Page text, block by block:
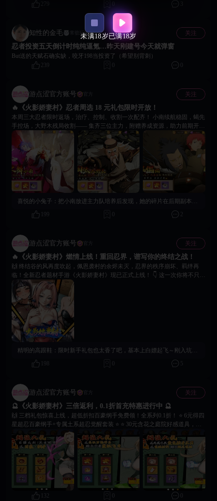
0
知性的金毛 常驻玩家 关注
忍者投资五天倒计时纯纯逼氪…昨天刚建号今天就弹窗
But送的天赋石确实缺，咬牙198当投资了（希望别背刺）
239
游点涩官方账号 官方 关注
🔥《火影娇妻村》忍者周选 18 元礼包限时开放！
本周三大忍者限时返场，治疗、控制、收割一次配齐！ 小南续航稳固，蝎先
手控场，大野木残局收割—— 集齐三位主力，附赠养成资源，助力前期开
荒、进阶无忧。 活动即将截止，请留意活动倒计时，及时补齐阵容核心。⏳
愿各位忍者斗志不灭，突破险境，赢取属于自己的关键一战。🔥
喜悦的小兔子： 把小南放进主力队培养后发现，她的碎片在后期副本也能刷，礼包等于提前解锁了养成线。现在每天扫荡+礼包碎片，升星速度很快。
2
游点涩官方账号 官方 关注
🔥《火影娇妻村》燃情上线！重回忍界，谱写你的终结之战！
🙌 终结谷的风再度吹起，佩恩袭村的余烬未灭，忍界的秩序崩坏、羁绊再
临！全新忍者题材手游《火影娇妻村》现已正式上线！ 👇 这一次你将不只是
见证者，而是重塑忍界命运的指挥官！集结忍者小队，在战场上书写热血传
奇，抢先查阅游戏核心亮点！👇 🔵 卡牌羁绊系统 · 七遁属性随心搭 🔵 风、
火、雷、水、土、阴、阳七大属性相互克制，组合策略无限！水遁灭火、雷
遁破土，阵容搭配将决定每一场战局的走向！ 🟠 经典战役重现 · 自由探索忍
界 🟠 终结谷对决、佩恩入侵、五影会谈等熟悉的名场面悉数回归！自由探
索木叶、晓之基地等场景，解锁隐藏任务与珍稀忍具。 🟡 花之庭院系统 · 邂
逅女忍红颜 🟡 战火之外，还有温柔一隅。与纲手、小南等女忍者培养羁
强忍者 🟢 组建最强阵容，与全服玩家同台竞技！登顶“忍界之巅”，赢取荣耀
称号与限定奖励！
精明的高跟鞋： 限时新手礼包也太香了吧，基本上白嫖起飞～刚入坑的别犹豫，冲一波你会懂！😎
198
0 5
游点涩官方账号 官方 关注
🔮《火影娇妻村》三倍返利，0.1折首充特惠进行中 🔮
🙌 三档礼包惊喜上线，超低折扣百豪纲手免费领！全系列0.1折！ ⭐ 6元得四
星超忍百豪纲手+专属土系超忍觉醒套装 ⭐ ⭐ 30元含花之庭院好感道具，解
锁百豪纲手福利动画 ⭐ ⭐ 98元送传说忍具【查克拉手术刀】+稀有通灵兽 ⭐
🏄‍♂️ 终极新手福利，即刻充值直达！同步解锁百豪纲手18+CG剧情玩法，收
集好感道具开启专属互动。
132
未满18岁已满18岁